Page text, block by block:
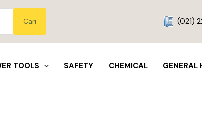
Cari (021)
TOOLS SAFETY CHEMICAL GENERAL